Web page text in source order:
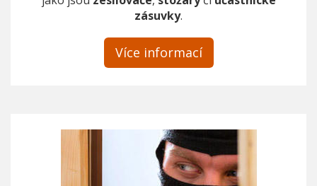
zásuvky.
Více informací